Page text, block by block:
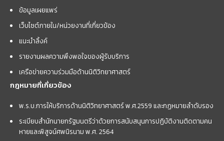
ข้อมูลเผยแพร่
เว็บไซต์ภายใน/หน่วยงานที่เกี่ยวข้อง
แนะนำลิ้งค์
รายงานผลความพึงพอใจของผู้รับบริการ
เครือข่ายความร่วมมือด้านนิติวิทยาศาสตร์
กฎหมายที่เกี่ยวข้อง
พ.ร.บ.การให้บริการด้านนิติวิทยาศาสตร์ พ.ศ.2559 และกฏหมายลำดับรอง
ระเบียบสำนักนายกรัฐมนตรีว่าด้วยการสนับสนุนการปฏิบัติงานติดตามคน
หายและพิสูจน์ศพนิรนาม พ.ศ. 2564